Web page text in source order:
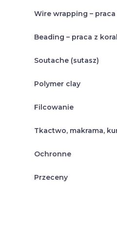
Wire wrapping –
Beading – praca z
Soutache (sutasz)
Polymer clay
Filcowanie
Tkactwo, makrama,
Ochronne
Przeceny